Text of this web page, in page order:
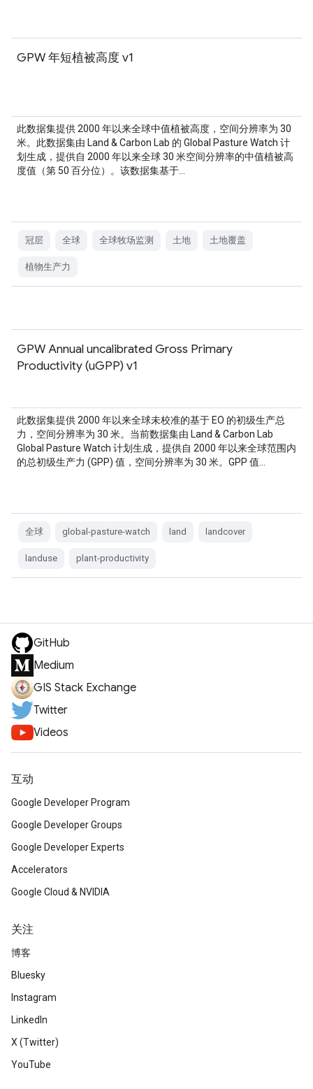
GPW 年短植被高度 v1
此数据集提供 2000 年以来全球中值植被高度，空间分辨率为 30
米。此数据集由 Land & Carbon Lab 的 Global Pasture Watch 计
划生成，提供自 2000 年以来全球 30 米空间分辨率的中值植被高
度值（第 50 百分位）。该数据集基于…
冠层 全球 全球牧场监测 土地 土地覆盖
植物生产力
GPW Annual uncalibrated Gross Primary
Productivity (uGPP) v1
此数据集提供 2000 年以来全球未校准的基于 EO 的初级生产总
力，空间分辨率为 30 米。当前数据集由 Land & Carbon Lab
Global Pasture Watch 计划生成，提供自 2000 年以来全球范围内
的总初级生产力 (GPP) 值，空间分辨率为 30 米。GPP 值…
全球 global-pasture-watch land landcover
landuse plant-productivity
GitHub
Medium
GIS Stack Exchange
Twitter
Videos
互动
Google Developer Program
Google Developer Groups
Google Developer Experts
Accelerators
Google Cloud & NVIDIA
关注
博客
Bluesky
Instagram
LinkedIn
X (Twitter)
YouTube